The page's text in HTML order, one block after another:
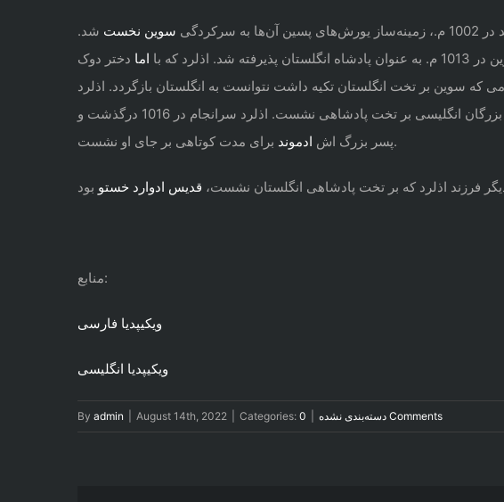
سوین نخست شد.
شد. اذلرد که با اما دختر دوک
که سوین بر تخت انگلستان تکیه داشت نتوانست به انگلستان بازگردد. اذلرد
به جانشینی سوین برخاسته بود، با فشار بزرگان انگلیسی بر تخت پادشاهی نشست. اذلرد سرانجام در 1016 درگذشت و
پسر بزرگ اش ادموند برای مدت کوتاهی بر جای او نشست.
فرزند اذلرد که بر تخت پادشاهی انگلستان نشست، قدیس ادوارد خستو
منابع:
ویکیپدیا فارسی
ویکیپدیا انگلیسی
By admin August 14th, 2022 Categories: دسته‌بندی نشده 0 Comments